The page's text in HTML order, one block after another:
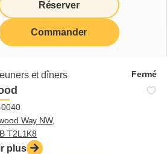
Réserver
Commander
et dîners Fermé
Way NW,
T2L1K8
plus